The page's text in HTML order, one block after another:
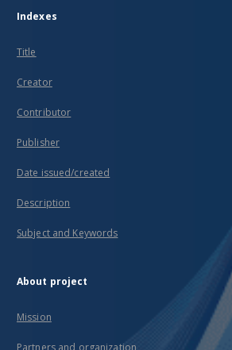
Indexes
Title
Creator
Contributor
Publisher
Date issued/created
Description
Subject and Keywords
About project
Mission
Partners and organization